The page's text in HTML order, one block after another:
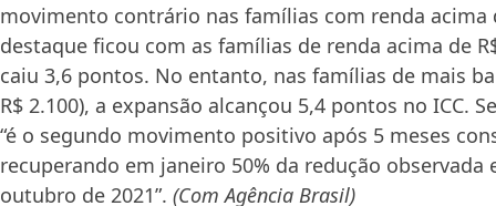
movimento contrário nas famílias com renda acima
destaque ficou com as famílias de renda acima de
caiu 3,6 pontos. No entanto, nas famílias de mais
R$ 2.100), a expansão alcançou 5,4 pontos no ICC.
“é o segundo movimento positivo após 5 meses
recuperando em janeiro 50% da redução observada
outubro de 2021”. (Com Agência Brasil)